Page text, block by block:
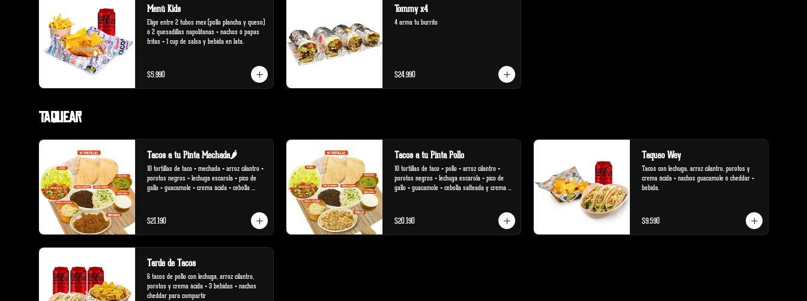
Menú Kids
Elige entre 2 tubos mex (pollo plancha y queso)
ó 2 quesadillas napolitanas + nachos ó papas
fritas + 1 cup de salsa y bebida en lata.
$5.990
Tommy x4
4 arma tu burrito
$24.990
Taquear
Tacos a tu Pinta Mechada🌶️
10 tortillas de taco + mechada + arroz cilantro +
porotos negros + lechuga escarola + pico de
gallo + guacamole + crema ácida + cebolla
$21.190
Tacos a tu Pinta Pollo
10 tortillas de taco + pollo + arroz cilantro +
porotos negros + lechuga escarola + pico de
gallo + guacamole + cebolla salteada y crema
$20.190
Taqueo Wey
Tacos con lechuga, arroz cilantro, porotos y
crema ácida + nachos guacamole ó cheddar +
bebida.
$9.590
Tarde de Tacos
6 tacos de pollo con lechuga, arroz cilantro,
porotos y crema ácida + 3 bebidas + nachos
cheddar para compartir